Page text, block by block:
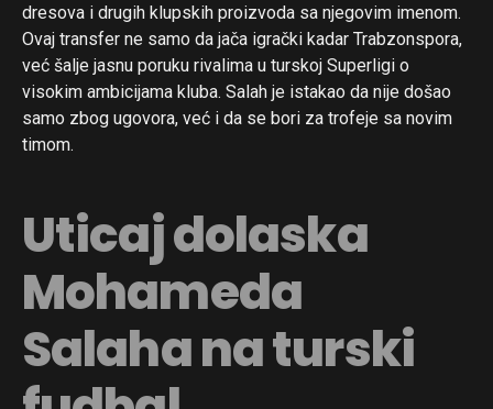
dresova i drugih klupskih proizvoda sa njegovim imenom.
Ovaj transfer ne samo da jača igrački kadar Trabzonspora,
već šalje jasnu poruku rivalima u turskoj Superligi o
visokim ambicijama kluba. Salah je istakao da nije došao
samo zbog ugovora, već i da se bori za trofeje sa novim
timom.
Uticaj dolaska
Mohameda
Salaha na turski